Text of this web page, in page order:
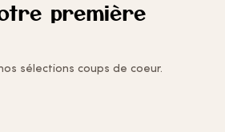
première
sélections coups de coeur.